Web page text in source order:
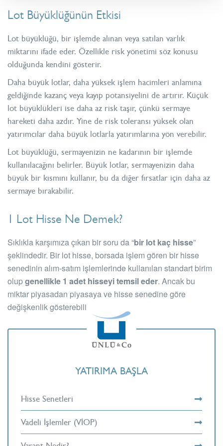
Lot Büyüklüğünün Etkisi
Lot büyüklüğü, bir işlemde alınan veya satılan varlık
miktarını ifade eder. Özellikle risk yönetimi söz konusu
olduğunda kendini gösterir.
Daha büyük lotlar, daha yüksek işlem hacimleri anlamına
geldiğinde kazanç veya kayıp potansiyelini de artırır. Küçük
lot büyüklükleri ise daha az risk taşır, çünkü sermaye
hareketi daha azdır. Yine de risk toleransı yüksek olan
yatırımcılar daha büyük lotlarla yatırımlarına yön verebilir.
Lot büyüklüğü, sermayenizin ne kadarının bir işlemde
kullanılacağını belirler. Büyük lotlar, sermayenizin daha
büyük bir kısmını kullanır, bu da diğer fırsatlar için daha az
sermaye bırakabilir.
1 Lot Hisse Ne Demek?
Sıklıkla karşımıza çıkan bir soru da “bir lot kaç hisse”
şeklindedir. Bir lot hisse, borsada işlem gören bir hisse
senedinin alım-satım işlemlerinde kullanılan standart birim
olupgenellikle 1 adet hisseyi temsil eder. Ancak bu
miktar piyasadan piyasaya ve hisse senedine göre
değişkenlik gösterebilir.
YATIRIMA BAŞLA
Hisse Senetleri
Vadeli İşlemler (VİOP)